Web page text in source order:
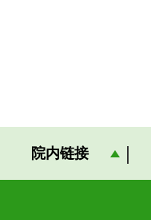
院内链接